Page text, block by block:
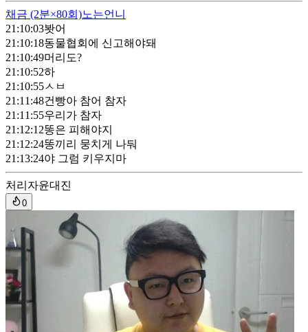
채금 (2분×80회)노는언니
21:10:03봣어
21:10:18동물협회에 신고해야돼
21:10:49머리도?
21:10:52하
21:10:55ㅅㅂ
21:11:48건빵아 참어 참자
21:11:55우리가 참자
21:12:12똥은 피해야지
21:12:24똥끼리 뭉치게 나둬
21:13:24야 그럼 키우지마
처리자윤대진
0